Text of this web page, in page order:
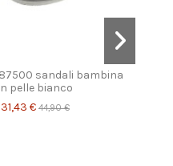
con diverse opzioni
sandali bambina
pelle bianco
31,43 € 44,90 €